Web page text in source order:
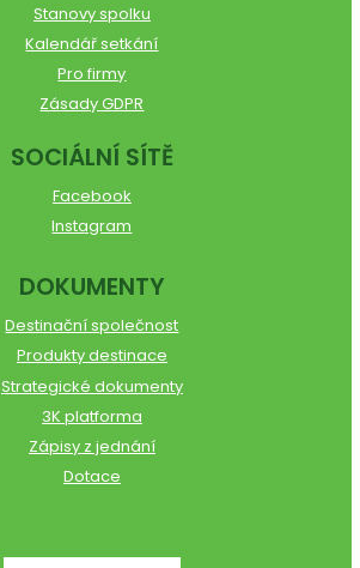
Stanovy spolku
Kalendář setkání
Pro firmy
Zásady GDPR
SOCIÁLNÍ SÍTĚ
Facebook
Instagram
DOKUMENTY
Destinační společnost
Produkty destinace
Strategické dokumenty
3K platforma
Zápisy z jednání
Dotace